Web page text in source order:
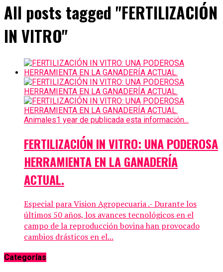
All posts tagged "FERTILIZACIÓN
IN VITRO"
Animales1 year de publicada esta información...
FERTILIZACIÓN IN VITRO: UNA PODEROSA
HERRAMIENTA EN LA GANADERÍA
ACTUAL.
Especial para Vision Agropecuaria .- Durante los
últimos 50 años, los avances tecnológicos en el
campo de la reproducción bovina han provocado
cambios drásticos en el...
Categorías